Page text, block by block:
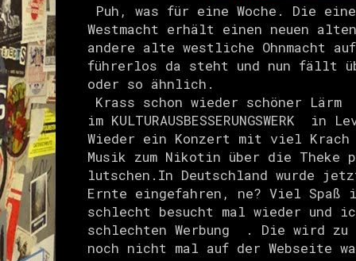
Puh, was für eine Woche. Die
Westmacht erhält einen neuen
andere alte westliche Ohnmacht
führerlos da steht und nun fällt
oder so ähnlich.
Krass schon wieder schöner Lärm
im KULTURAUSBESSERUNGSWERK
Wieder ein Konzert mit viel Krach
Musik zum Nikotin über die Theke
lutschen.In Deutschland wurde
Ernte eingefahren, ne? Viel Spaß
schlecht besucht mal wieder und
schlechten Werbung . Die wird zu
noch nicht mal auf der Webseite